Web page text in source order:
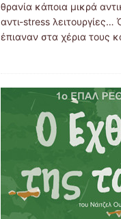
θρανία κάποια μικρά
αντι-stress λειτουργίες…
έπιαναν στα χέρια τους